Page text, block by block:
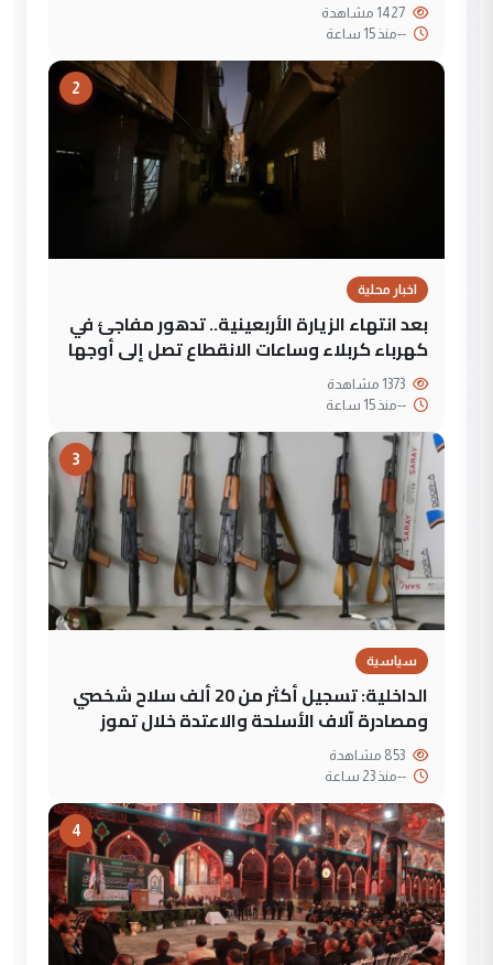
--منذ 15 ساعة
2
اخبار محلية
بعد انتهاء الزيارة الأربعينية.. تدهور مفاجئ في
كهرباء كربلاء وساعات الانقطاع تصل إلى أوجها
--منذ 15 ساعة
3
سياسية
الداخلية: تسجيل أكثر من 20 ألف سلاح شخصي
ومصادرة آلاف الأسلحة والاعتدة خلال تموز
--منذ 23 ساعة
4